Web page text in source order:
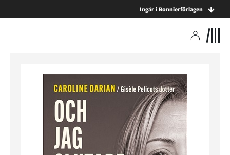
Ingår i Bonnierförlagen